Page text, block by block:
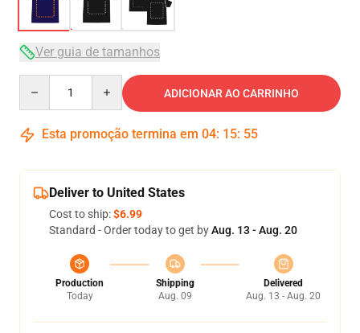
Ver guia de tamanhos
ADICIONAR AO CARRINHO
Esta promoção termina em 04: 15: 54
Deliver to United States
Cost to ship:$6.99
Standard - Order today to get byAug. 13 - Aug. 20
Production
Today
Shipping
Aug. 09
Delivered
Aug. 13 - Aug. 20